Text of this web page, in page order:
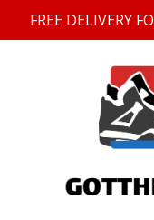
FREE DELIVERY